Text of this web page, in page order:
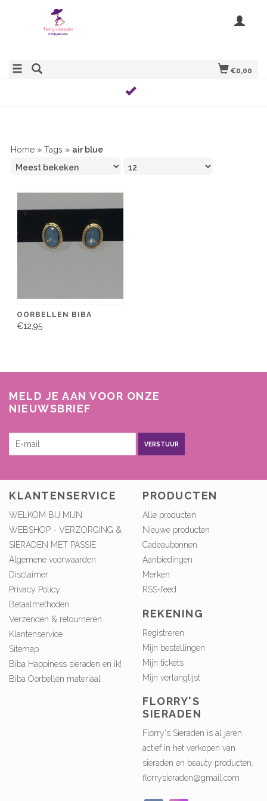
€0,00
Home » Tags » air blue
OORBELLEN BIBA
€12,95
MELD JE AAN VOOR ONZE
NIEUWSBRIEF
VERSTUUR
KLANTENSERVICE
WELKOM BIJ MIJN
WEBSHOP - VERZORGING &
SIERADEN MET PASSIE
Algemene voorwaarden
Disclaimer
Privacy Policy
Betaalmethoden
Verzenden & retourneren
Klantenservice
Sitemap
Biba Happiness sieraden en ik!
Biba Oorbellen materiaal
PRODUCTEN
Alle producten
Nieuwe producten
Cadeaubonnen
Aanbiedingen
Merken
RSS-feed
REKENING
Registreren
Mijn bestellingen
Mijn tickets
Mijn verlanglijst
FLORRY'S
SIERADEN
Florry's Sieraden is al jaren
actief in het verkopen van
sieraden en beauty producten.
florrysieraden@gmail.com